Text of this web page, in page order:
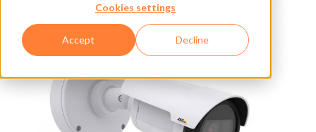
Cookies settings
Accept Decline